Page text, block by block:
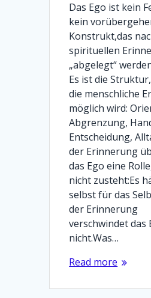
Das Ego ist kein
kein
Konstrukt,das
spirituellen
„abgelegt“
Es ist die
die menschliche
möglich wird:
Abgrenzung,
Entscheidung,
der Erinnerung
das Ego eine
nicht zusteht:Es
selbst für das
der Erinnerung
verschwindet das
nicht.Was…
Read more